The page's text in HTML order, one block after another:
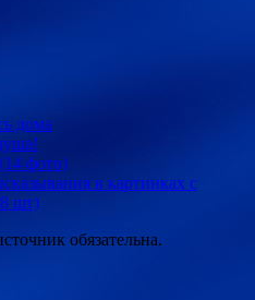
дома
фото)
в картинках с
шт)
обязательна.